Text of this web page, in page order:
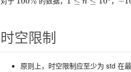
时空限制
原则上，时空限制应至少为 std 在